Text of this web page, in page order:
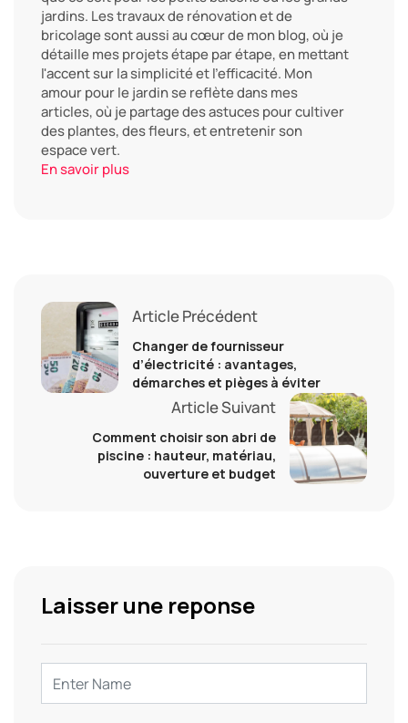
jardins. Les travaux de rénovation et de
bricolage sont aussi au cœur de mon blog, où je
détaille mes projets étape par étape, en mettant
l'accent sur la simplicité et l'efficacité. Mon
amour pour le jardin se reflète dans mes
articles, où je partage des astuces pour cultiver
des plantes, des fleurs, et entretenir son
espace vert.
En savoir plus
Article Précédent
Changer de fournisseur
d’électricité : avantages,
démarches et pièges à éviter
Article Suivant
Comment choisir son abri de
piscine : hauteur, matériau,
ouverture et budget
Laisser une reponse